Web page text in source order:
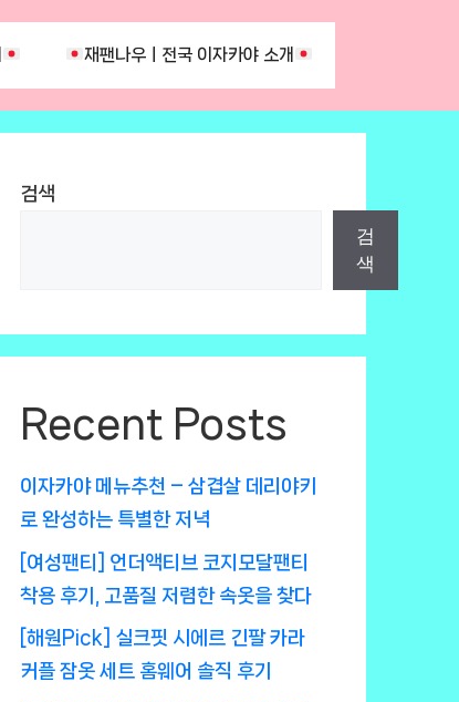
재팬나우ㅣ전국 이자카야 소개
검색
검
색
Recent Posts
이자카야 메뉴추천 – 삼겹살 데리야키
로 완성하는 특별한 저녁
[여성팬티] 언더액티브 코지모달팬티
착용 후기, 고품질 저렴한 속옷을 찾다
[해원Pick] 실크핏 시에르 긴팔 카라
커플 잠옷 세트 홈웨어 솔직 후기